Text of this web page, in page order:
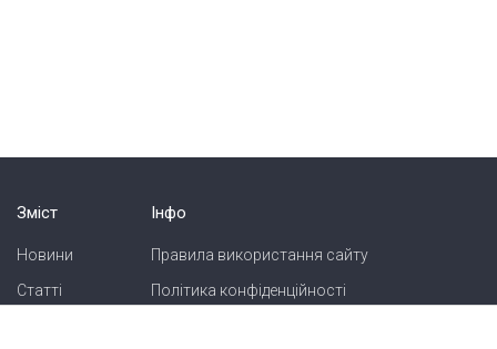
Зміст
Новини
Статті
Інфо
Правила використання сайту
Політика конфіденційності